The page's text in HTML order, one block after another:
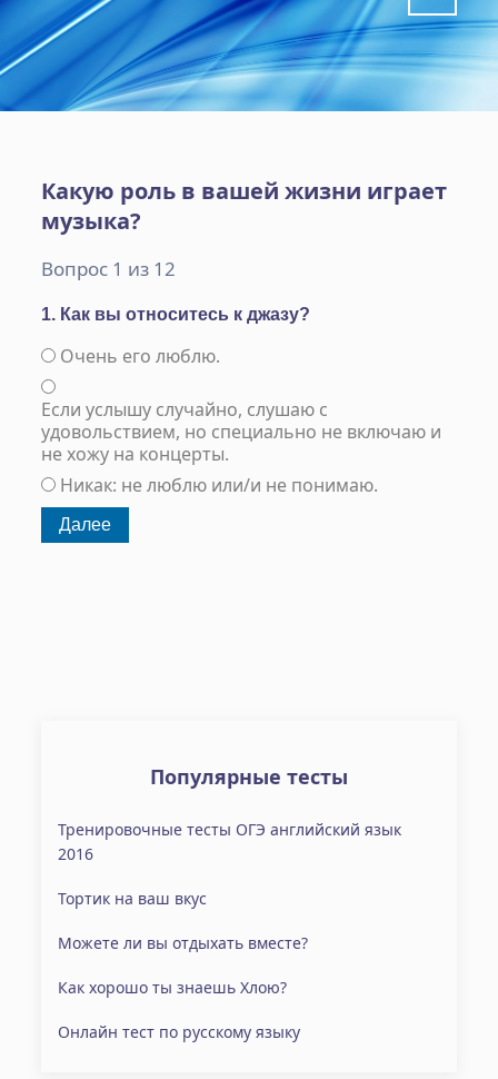
Какую роль в вашей жизни играет
музыка?
Вопрос 1 из 12
1. Как вы относитесь к джазу?
Очень его люблю.
Если услышу случайно, слушаю с
удовольствием, но специально не включаю и
не хожу на концерты.
Никак: не люблю или/и не понимаю.
Популярные тесты
Тренировочные тесты ОГЭ английский язык
2016
Тортик на ваш вкус
Можете ли вы отдыхать вместе?
Как хорошо ты знаешь Хлою?
Онлайн тест по русскому языку